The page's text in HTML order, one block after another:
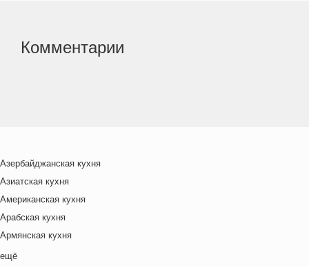
Комментарии
Азербайджанская кухня
Азиатская кухня
Американская кухня
Арабская кухня
Армянская кухня
Белорусская
ещё